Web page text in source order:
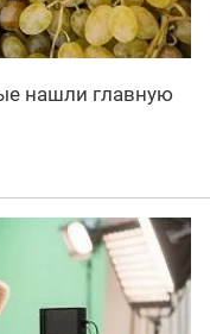
нашли главную